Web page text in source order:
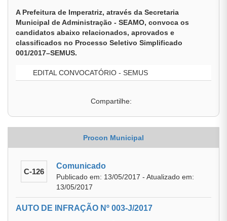
A Prefeitura de Imperatriz, através da Secretaria
Municipal de Administração - SEAMO, convoca os
candidatos abaixo relacionados, aprovados e
classificados no Processo Seletivo Simplificado
001/2017–SEMUS.
EDITAL CONVOCATÓRIO - SEMUS
Compartilhe:
Procon Municipal
C-126
Comunicado
Publicado em: 13/05/2017 - Atualizado em:
13/05/2017
AUTO DE INFRAÇÃO Nº 003-J/2017